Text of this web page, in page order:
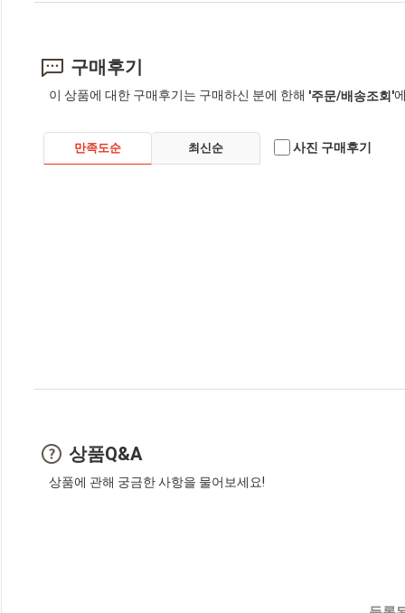
구매후기
이 상품에 대한 구매후기는 구매하신 분에 한해 '주문/배송조회'
만족도순 최신순 사진 구매후기
상품Q&A
상품에 관해 궁금한 사항을 물어보세요!